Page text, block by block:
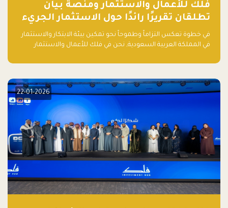
فلك للأعمال والاستثمار ومنصة بيان
تطلقان تقريرًا رائدًا حول الاستثمار الجريء
في الذكاء الاصطناعي بالمملكة العربية
السعودية
في خطوة تعكس التزاماً وطموحاً نحو تمكين بيئة الابتكار والاستثمار
في المملكة العربية السعودية, نحن في فلك للأعمال والاستثمار
الذكاء الاصطناعي: خارطة الطريق للمستثمرين ورواد الأعمال في
22-01-2026